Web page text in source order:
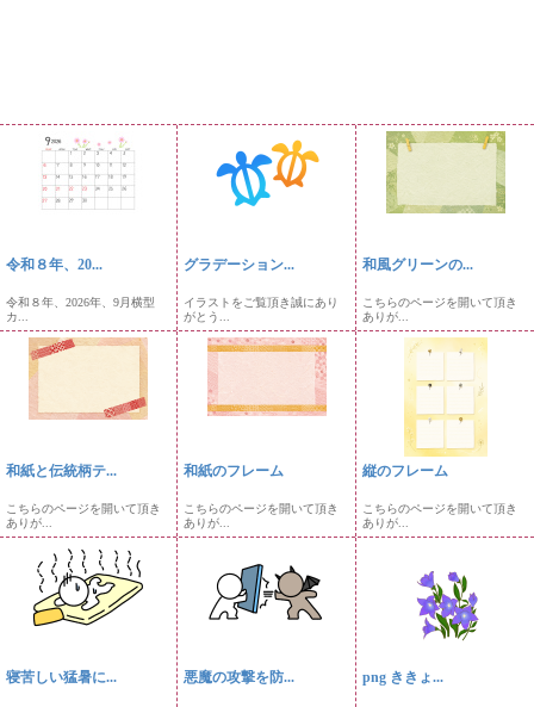
令和８年、20...
令和８年、2026年、9月横型
カ...
グラデーション...
イラストをご覧頂き誠にあり
がとう...
和風グリーンの...
こちらのページを開いて頂き
ありが...
和紙と伝統柄テ...
こちらのページを開いて頂き
ありが...
和紙のフレーム
こちらのページを開いて頂き
ありが...
縦のフレーム
こちらのページを開いて頂き
ありが...
寝苦しい猛暑に... 悪魔の攻撃を防... png ききょ...